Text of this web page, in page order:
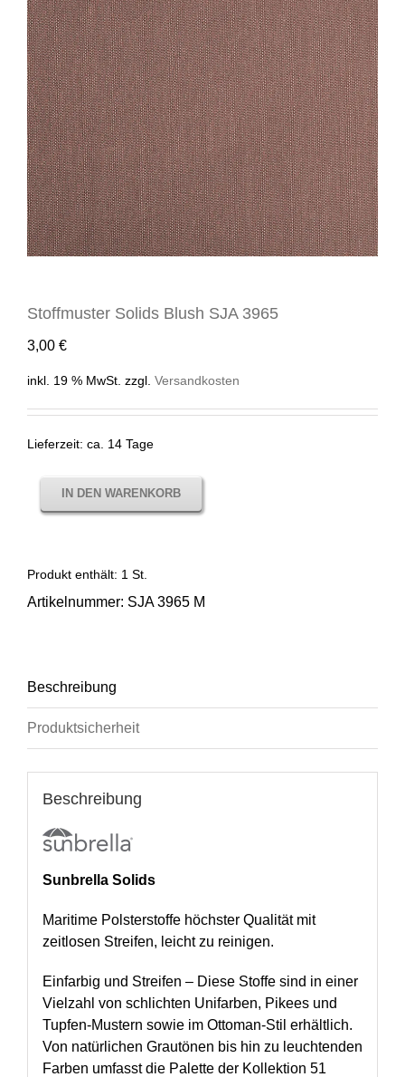
Stoffmuster Solids Blush SJA 3965
3,00 €
inkl. 19 % MwSt. zzgl. Versandkosten
Lieferzeit: ca. 14 Tage
IN DEN WARENKORB
Produkt enthält: 1 St.
Artikelnummer: SJA 3965 M
Beschreibung
Produktsicherheit
Beschreibung
Sunbrella Solids
Maritime Polsterstoffe höchster Qualität mit
zeitlosen Streifen, leicht zu reinigen.
Einfarbig und Streifen – Diese Stoffe sind in einer
Vielzahl von schlichten Unifarben, Pikees und
Tupfen-Mustern sowie im Ottoman-Stil erhältlich.
Von natürlichen Grautönen bis hin zu leuchtenden
Farben umfasst die Palette der Kollektion 51